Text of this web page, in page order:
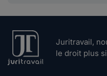
Juritravail,
le droit plus